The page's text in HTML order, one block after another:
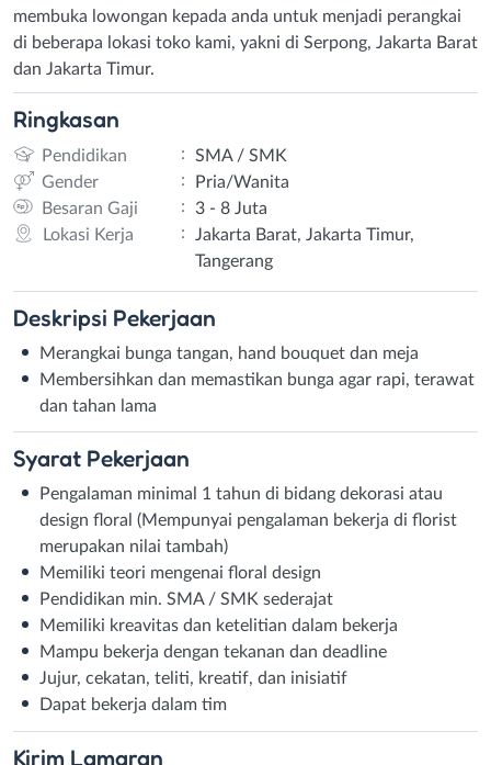
membuka lowongan kepada anda untuk menjadi perangkai
di beberapa lokasi toko kami, yakni di Serpong, Jakarta Barat
dan Jakarta Timur.
Ringkasan
Pendidikan :
SMA / SMK
Gender
:
Pria/Wanita
Besaran Gaji
:
3 - 8 Juta
Lokasi Kerja
:
Jakarta Barat, Jakarta Timur,
Tangerang
Deskripsi Pekerjaan
Merangkai bunga tangan, hand bouquet dan meja
Membersihkan dan memastikan bunga agar rapi, terawat
dan tahan lama
Syarat Pekerjaan
Pengalaman minimal 1 tahun di bidang dekorasi atau
design floral (Mempunyai pengalaman bekerja di florist
merupakan nilai tambah)
Memiliki teori mengenai floral design
Pendidikan min. SMA / SMK sederajat
Memiliki kreavitas dan ketelitian dalam bekerja
Mampu bekerja dengan tekanan dan deadline
Jujur, cekatan, teliti, kreatif, dan inisiatif
Dapat bekerja dalam tim
Kirim Lamaran